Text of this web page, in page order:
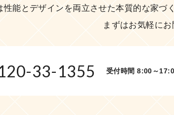
性能とデザインを両立させた本質的な家づ
まずはお気軽にお
33-1355 受付時間 8:00～